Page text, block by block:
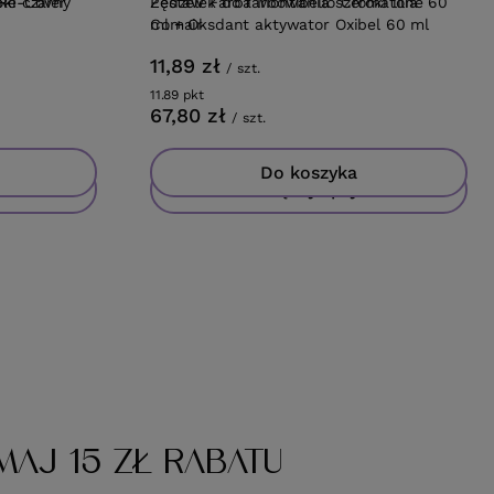
ml + Oksdant aktywator Oxibel 60 ml
67,80 zł / szt.
Więcej opcji
Comair
11,89 zł / szt.
11.89 pktpunktów
Do koszyka
15 ZŁ RABATU